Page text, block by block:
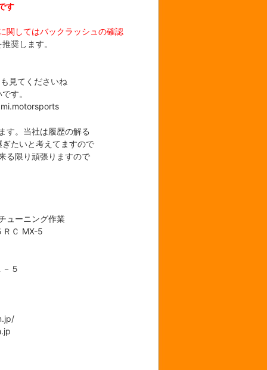
す
関してはバックラッシュの確認
奨します。
見てくださいね
す。
す。当社は履歴の解る
たいと考えてますので
る限り頑張りますので
ューニング作業
Ｃ MX-5
５